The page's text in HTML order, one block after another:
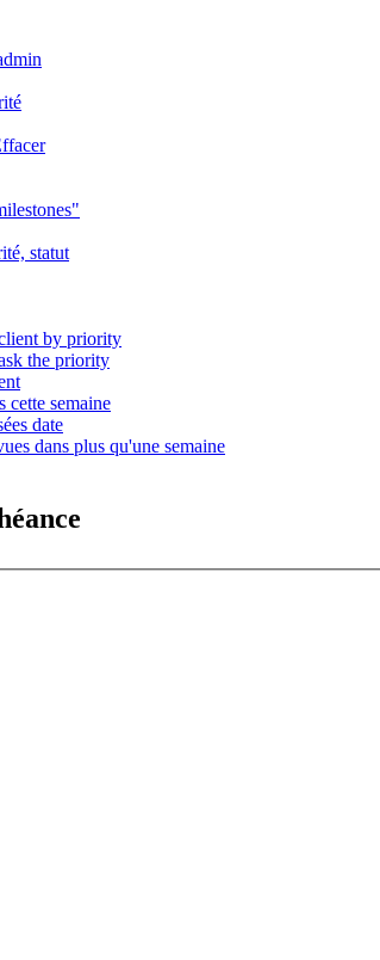
statut
by priority
the priority
cette semaine
date
dans plus qu'une semaine